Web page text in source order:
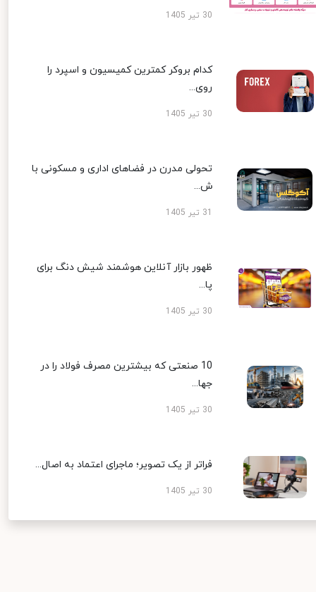
30 تیر 1405
کدام بروکر کمترین کمیسیون و اسپرد را
روی...
30 تیر 1405
تحولی مدرن در فضاهای اداری و مسکونی با
ش...
ظهور بازار آنلاین هوشمند شیش دنگ برای
پا...
30 تیر 1405
10 صنعتی که بیشترین مصرف فولاد را در
جها...
30 تیر 1405
فراتر از یک تصویر؛ ماجرای اعتماد به اصال...
30 تیر 1405